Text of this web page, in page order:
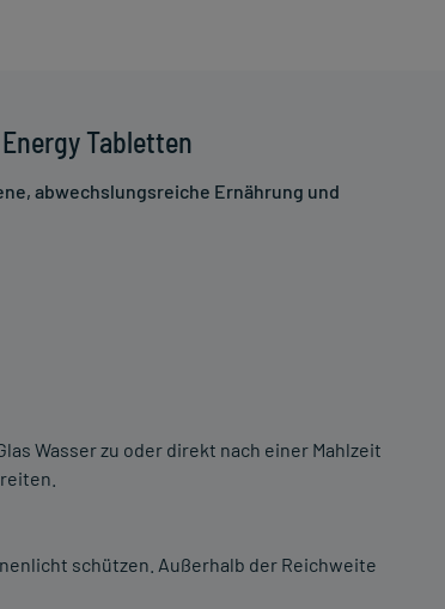
Tabletten
abwechslungsreiche Ernährung und
Wasser zu oder direkt nach einer Mahlzeit
schützen. Außerhalb der Reichweite